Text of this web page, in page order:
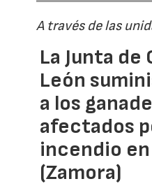
A través de las
La Junta de
León
a los
afectados
incendio
(Zamora)